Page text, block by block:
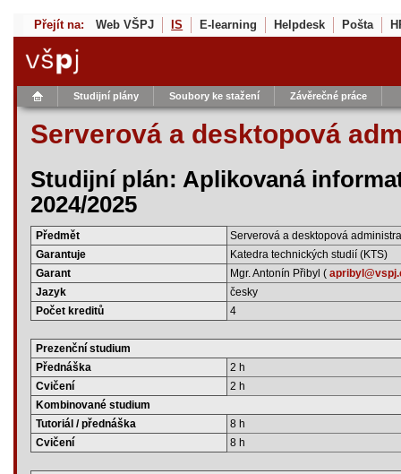
Přejít na: Web VŠPJ IS E-learning Helpdesk Pošta
Studijní plány Soubory ke stažení Závěrečné práce
Serverová a desktopová
Studijní plán: Aplikovaná
2024/2025
Předmět
Serverová a desktopová
Garantuje
Katedra technických studií (KTS)
Garant
Mgr. Antonín Přibyl (
Jazyk
česky
Počet kreditů
4
Prezenční studium
Přednáška
2 h
Cvičení
2 h
Kombinované studium
Tutoriál / přednáška
8 h
Cvičení
8 h